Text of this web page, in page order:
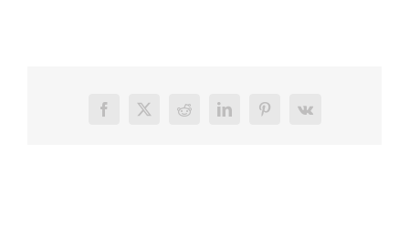
Facebook
X RedditLinkedInPinterest
Vk